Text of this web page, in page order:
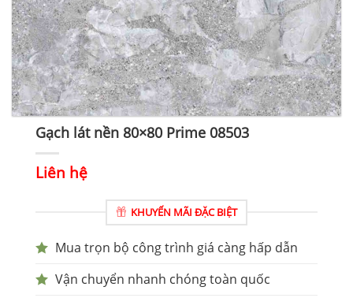
Gạch lát nền 80×80 Prime 08503
Liên hệ
KHUYẾN MÃI ĐẶC BIỆT
Mua trọn bộ công trình giá càng hấp dẫn
Vận chuyển nhanh chóng toàn quốc